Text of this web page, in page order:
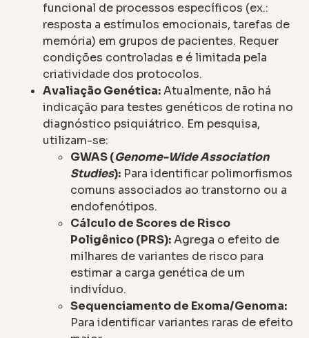
funcional de processos específicos (ex.:
resposta a estímulos emocionais, tarefas de
memória) em grupos de pacientes. Requer
condições controladas e é limitada pela
criatividade dos protocolos.
Avaliação Genética:Atualmente, não há
indicação para testes genéticos de rotina no
diagnóstico psiquiátrico. Em pesquisa,
utilizam-se:
GWAS (Genome-Wide Association
Studies): Para identificar polimorfismos
comuns associados ao transtorno ou a
endofenótipos.
Cálculo de Scores de Risco
Poligênico (PRS):Agrega o efeito de
milhares de variantes de risco para
estimar a carga genética de um
indivíduo.
Sequenciamento de Exoma/Genoma:
Para identificar variantes raras de efeito